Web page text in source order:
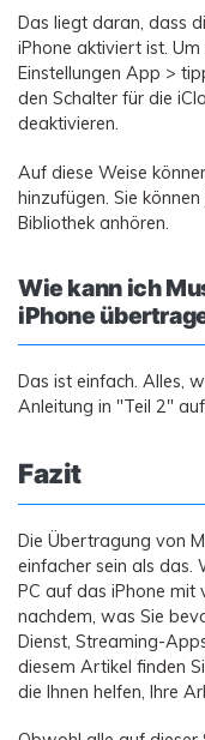
Das liegt daran, dass
iPhone aktiviert ist.
Einstellungen App >
den Schalter für die
deaktivieren.
Auf diese Weise
hinzufügen. Sie
Bibliothek anhören.
Wie kann ich
iPhone
Das ist einfach. Alles,
Anleitung in "Teil 2"
Fazit
Die Übertragung von
einfacher sein als das.
PC auf das iPhone mit
nachdem, was Sie
Dienst, Streaming-
diesem Artikel finden
die Ihnen helfen, Ihre